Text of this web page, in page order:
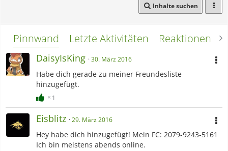
Inhalte suchen
Pinnwand Letzte Aktivitäten Reaktionen
DaisyIsKing 30. März 2016
Habe dich gerade zu meiner Freundesliste
hinzugefügt.
1
Eisblitz 29. März 2016
Hey habe dich hinzugefügt! Mein FC: 2079-9243-5161
Ich bin meistens abends online.